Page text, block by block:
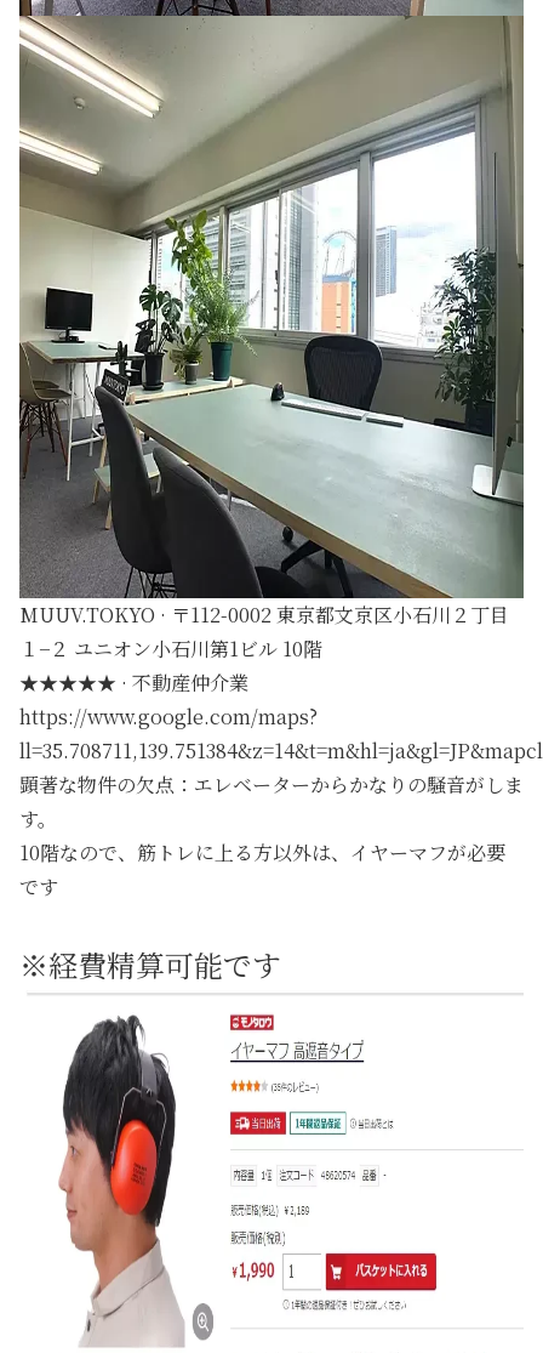
MUUV.TOKYO · 〒112-0002 東京都文京区小石川２丁目
１−２ ユニオン小石川第1ビル 10階
★★★★★ · 不動産仲介業
https://www.google.com/maps?
顕著な物件の欠点：エレベーターからかなりの騒音がしま
す。
10階なので、筋トレに上る方以外は、イヤーマフが必要
です
※経費精算可能です